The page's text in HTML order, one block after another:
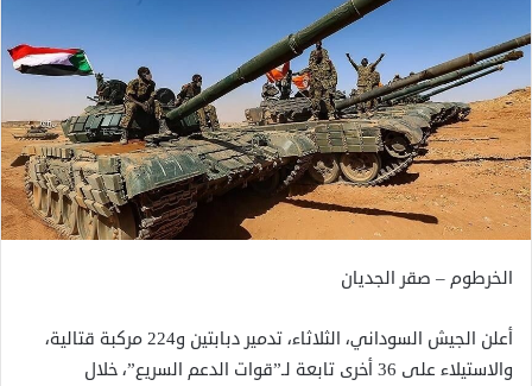
الخرطوم – صقر الجديان
أعلن الجيش السوداني، الثلاثاء، تدمير دبابتين و224 مركبة قتالية،
والاستيلاء على 36 أخرى تابعة لـ”قوات الدعم السريع”، خلال